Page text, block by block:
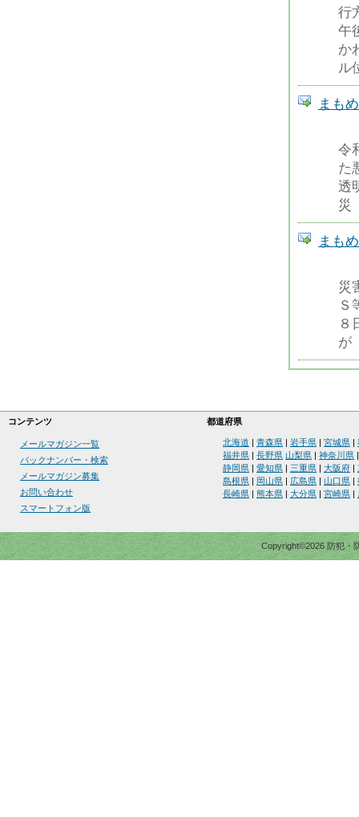
行
午
か
ル
まも
令
た
透
災
まも
災
Ｓ
８
が
コンテンツ 都道府県
メールマガジン一覧
バックナンバー・検索
メールマガジン募集
お問い合わせ
スマートフォン版
北海道 青森県 岩手県 宮城県
福井県
長野県 山梨県 神奈川県
静岡県
愛知県 三重県 大阪府
島根県
岡山県 広島県 山口県
長崎県
熊本県 大分県 宮崎県
Copyright©2026 防犯・